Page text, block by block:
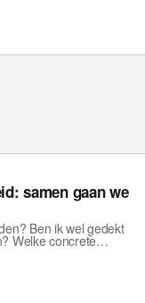
samen gaan we
Ben ik wel gedekt
Welke concrete…